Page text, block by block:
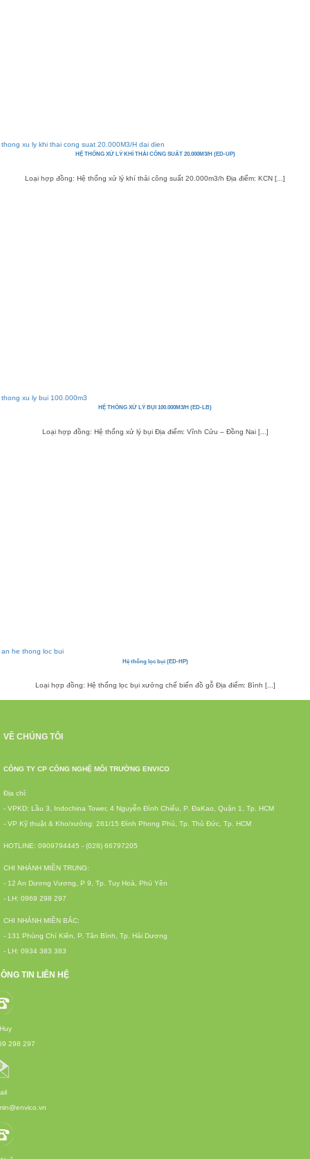
HỆ THỐNG XỬ LÝ KHÍ THẢI CÔNG SUẤT 20.000M3/H (ED-UP)
Loại hợp đồng: Hệ thống xử lý khí thải công suất 20.000m3/h Địa điểm: KCN [...]
HỆ THỐNG XỬ LÝ BỤI 100.000M3/H (ED-LB)
Loại hợp đồng: Hệ thống xử lý bụi Địa điểm: Vĩnh Cửu – Đồng Nai [...]
Hệ thống lọc bụi (ED-HP)
Loại hợp đồng: Hệ thống lọc bụi xưởng chế biến đồ gỗ Địa điểm: Bình [...]
VỀ CHÚNG TÔI
CÔNG TY CP CÔNG NGHỆ MÔI TRƯỜNG ENVICO
Địa chỉ:
- VPKD: Lầu 3, Indochina Tower, 4 Nguyễn Đình Chiểu, P. ĐaKao, Quận 1, Tp. HCM
- VP Kỹ thuật & Kho/xưởng: 261/15 Đình Phong Phú, Tp. Thủ Đức, Tp. HCM
HOTLINE: 0909794445 - (028) 66797205
CHI NHÁNH MIỀN TRUNG:
- 12 An Dương Vương, P 9, Tp. Tuy Hoà, Phú Yên
- LH: 0969 298 297
CHI NHÁNH MIỀN BẮC:
- 131 Phùng Chí Kiên, P. Tân Bình, Tp. Hải Dương
- LH: 0934 383 383
TIN LIÊN HỆ
298 297